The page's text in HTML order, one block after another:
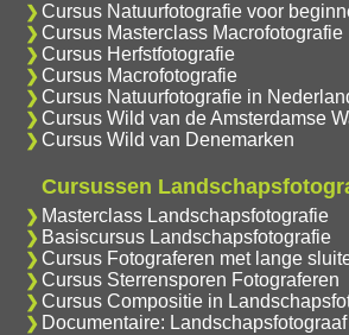
Cursus Natuurfotografie voor
Cursus Masterclass Macrofotografie
Cursus Herfstfotografie
Cursus Macrofotografie
Cursus Natuurfotografie in
Cursus Wild van de Amsterdamse
Cursus Wild van Denemarken
Cursussen
Masterclass Landschapsfotografie
Basiscursus Landschapsfotografie
Cursus Fotograferen met lange
Cursus Sterrensporen Fotograferen
Cursus Compositie in
Documentaire: